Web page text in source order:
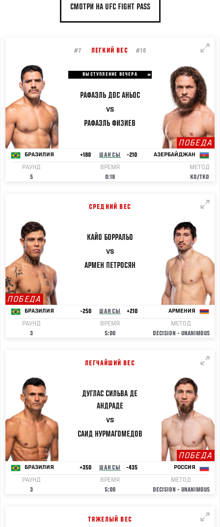
СМОТРИ НА UFC FIGHT PASS
#7 ЛЕГКИЙ ВЕС #10
ВЫСТУПЛЕНИЕ ВЕЧЕРА
РАФАЭЛЬ ДОС АНЬОС
VS
РАФАЭЛЬ ФИЗИЕВ
ПОБЕДА
БРАЗИЛИЯ +180 ШАНСЫ -210 АЗЕРБАЙДЖАН
РАУНД
5
ВРЕМЯ
0:18
МЕТОД
KO/TKO
СРЕДНИЙ ВЕС
ПОБЕДА
КАЙО БОРРАЛЬО
VS
АРМЕН ПЕТРОСЯН
БРАЗИЛИЯ -250 ШАНСЫ +210 АРМЕНИЯ
РАУНД
3
ВРЕМЯ
5:00
МЕТОД
DECISION - UNANIMOUS
ЛЕГЧАЙШИЙ ВЕС
ДУГЛАС СИЛЬВА ДЕ
АНДРАДЕ
VS
САИД НУРМАГОМЕДОВ
ПОБЕДА
БРАЗИЛИЯ +350 ШАНСЫ -435 РОССИЯ
РАУНД
3
ВРЕМЯ
5:00
МЕТОД
DECISION - UNANIMOUS
ТЯЖЕЛЫЙ ВЕС